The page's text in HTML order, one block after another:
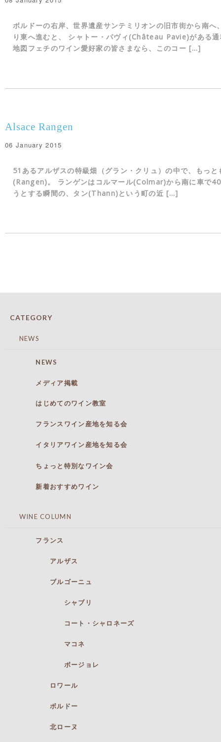
ボルドーの右岸、世界遺産サンテミリオンの旧市街から南へ
り東へ進むと、 シャトー・パヴィ(Château Pavie)がある
地図フェチのワイン愛好家の皆さまなら、このコー […]
Alsace Rangen
06 January 2015
51あるアルザスの特級畑（グラン・クリュ）の中で、もっ
(Rangen)。 ランゲンはコルマール(Colmar)から南に車で
うとする瞬間の、タン(Thann)という町の近 […]
CATEGORY
NEWS
NEWS
メディア掲載
はじめてのワイン教室
フランスワイン産地を知る会
イタリアワイン産地を知る会
ちょっと特別なワイン会
新着おすすめワイン
WINE COLUMN
フランス
アルザス
ブルゴーニュ
シャブリ
コート・シャロネーズ
マコネ
ボージョレ
ロワール
ボルドー
北ローヌ